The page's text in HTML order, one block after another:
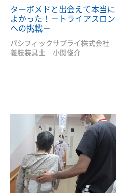
ターボメドと出会えて本当に
よかった！－トライアスロン
への挑戦－
パシフィックサプライ株式会社
義肢装具士 小関俊介